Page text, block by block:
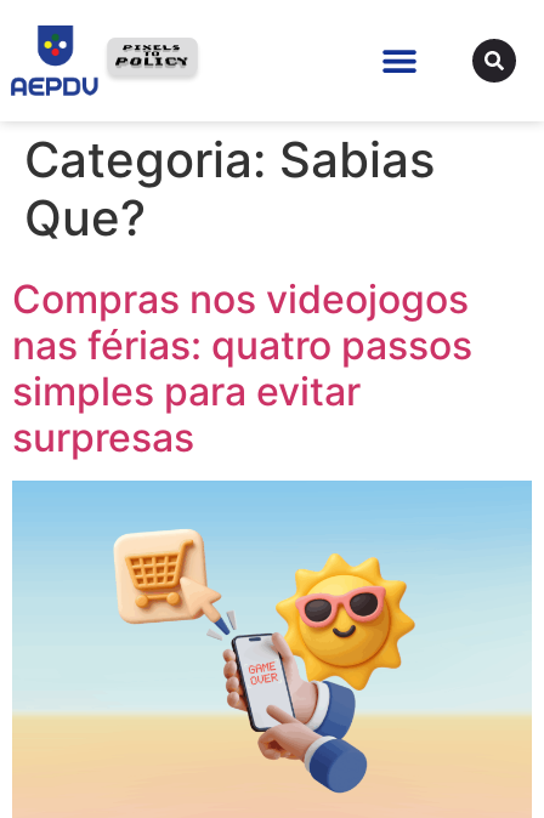
Categoria: Sabias
Que?
Compras nos videojogos
nas férias: quatro passos
simples para evitar
surpresas